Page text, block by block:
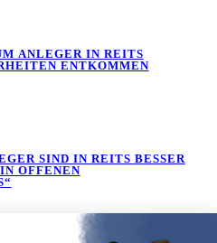
ANLEGER IN REITS
ENTKOMMEN
SIND IN REITS BESSER
OFFENEN